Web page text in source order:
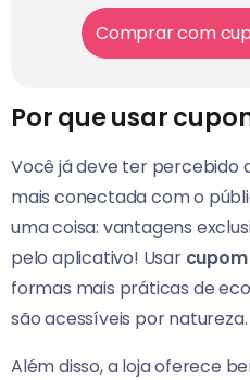
Comprar com
Por que usar
Você já deve ter percebido
mais conectada com o
uma coisa: vantagens
pelo aplicativo! Usar
formas mais práticas de
são acessíveis por natureza.
Além disso, a loja oferece